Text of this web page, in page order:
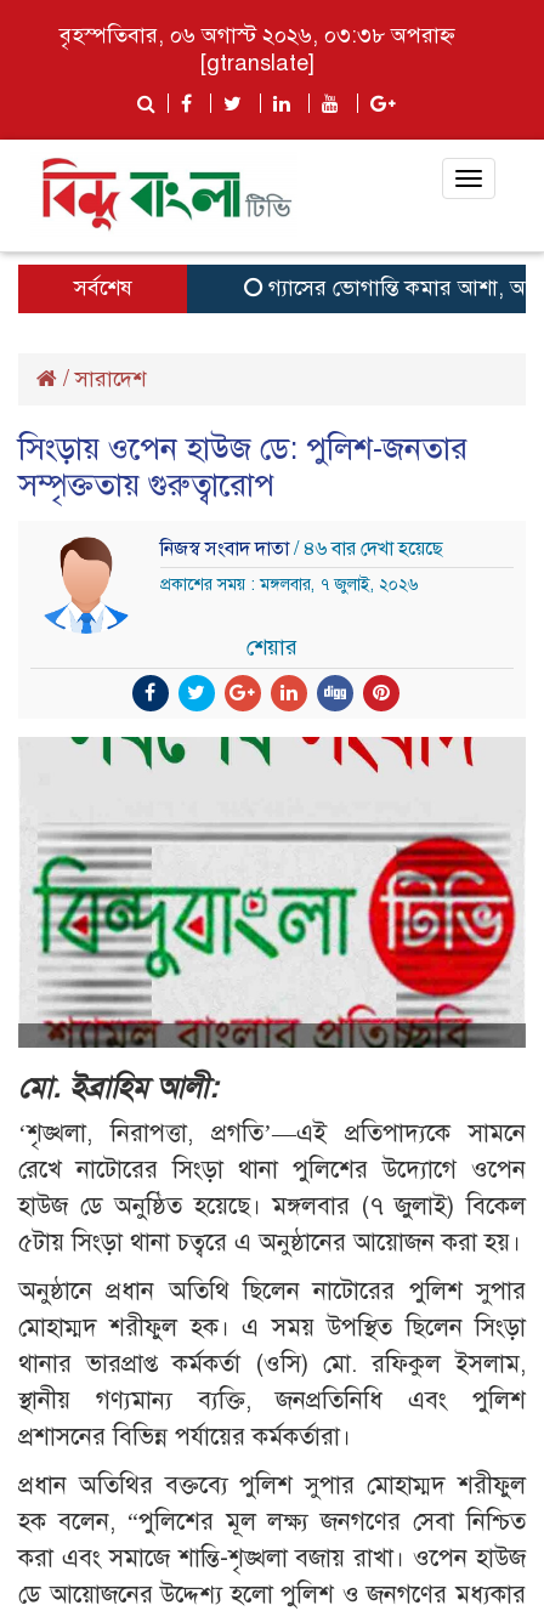
বৃহস্পতিবার, ০৬ অগাস্ট ২০২৬, ০৩:৩৮ অপরাহ্ন
[gtranslate]
Toggle
সর্বশেষ গ্যাসের ভোগান্তি কমার আশা,
/সারাদেশ
সিংড়ায় ওপেন হাউজ ডে: পুলিশ-জনতার
সম্পৃক্ততায় গুরুত্বারোপ
নিজস্ব সংবাদ দাতা/ ৪৬ বার দেখা হয়েছে
প্রকাশের সময় : মঙ্গলবার, ৭ জুলাই, ২০২৬
শেয়ার
মো. ইব্রাহিম আলী:
‘শৃঙ্খলা, নিরাপত্তা, প্রগতি’—এই প্রতিপাদ্যকে সামনে
রেখে নাটোরের সিংড়া থানা পুলিশের উদ্যোগে ওপেন
হাউজ ডে অনুষ্ঠিত হয়েছে। মঙ্গলবার (৭ জুলাই) বিকেল
৫টায় সিংড়া থানা চত্বরে এ অনুষ্ঠানের আয়োজন করা হয়।
অনুষ্ঠানে প্রধান অতিথি ছিলেন নাটোরের পুলিশ সুপার
মোহাম্মদ শরীফুল হক। এ সময় উপস্থিত ছিলেন সিংড়া
থানার ভারপ্রাপ্ত কর্মকর্তা (ওসি) মো. রফিকুল ইসলাম,
স্থানীয় গণ্যমান্য ব্যক্তি, জনপ্রতিনিধি এবং পুলিশ
প্রশাসনের বিভিন্ন পর্যায়ের কর্মকর্তারা।
প্রধান অতিথির বক্তব্যে পুলিশ সুপার মোহাম্মদ শরীফুল
হক বলেন, “পুলিশের মূল লক্ষ্য জনগণের সেবা নিশ্চিত
করা এবং সমাজে শান্তি-শৃঙ্খলা বজায় রাখা। ওপেন হাউজ
ডে আয়োজনের উদ্দেশ্য হলো পুলিশ ও জনগণের মধ্যকার